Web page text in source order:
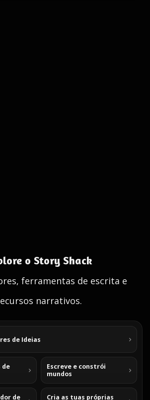
o Story Shack
ferramentas de escrita e
narrativos.
de Ideias
de
Escreve e constrói
mundos
de Cria as tuas próprias